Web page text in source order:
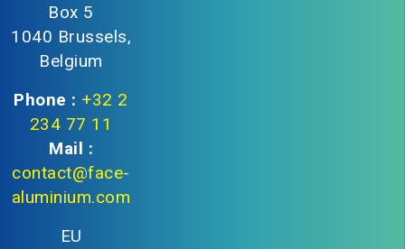
Box 5
1040 Brussels,
Belgium
Phone : +32 2
234 77 11
Mail :
contact@face-
aluminium.com
EU